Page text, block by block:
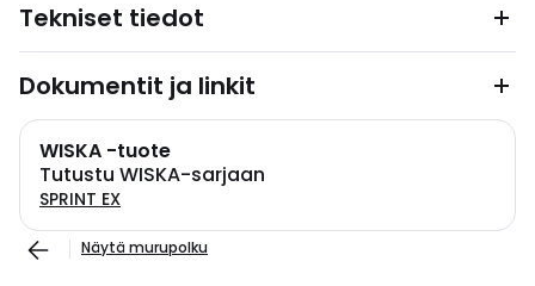
Tekniset tiedot
Dokumentit ja linkit
WISKA -tuote
Tutustu WISKA-sarjaan
SPRINT EX
Näytä murupolku